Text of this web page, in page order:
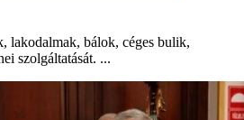
lakodalmak, bálok, céges bulik,
szolgáltatását. ...